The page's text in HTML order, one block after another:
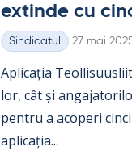
ex­tinde cu
Categorii
Sindicatul Kirjoitettu
27 mai
Aplicația
lor, cât și
pentru a aco­peri
aplicația...